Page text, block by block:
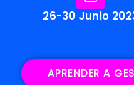
26-30 Junio
APRENDER A